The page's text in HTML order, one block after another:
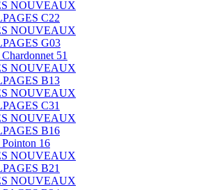
NOUVEAUX
C22
NOUVEAUX
G03
51
NOUVEAUX
B13
NOUVEAUX
C31
NOUVEAUX
B16
16
NOUVEAUX
B21
NOUVEAUX